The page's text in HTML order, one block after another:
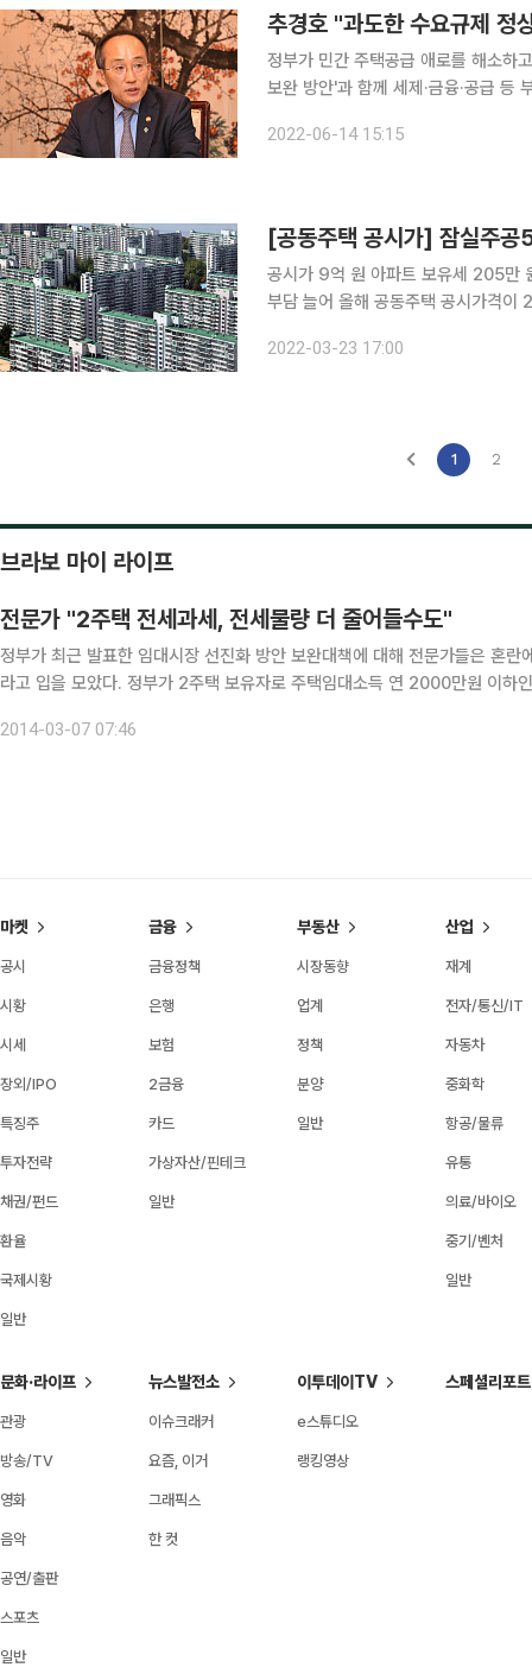
정부가 민간 주택공급 애로를 해소하
보완 방안'과 함께 세제·금융·공급 등
등 부동산 전문가들과의 간담회를 열
2022-06-14 15:15
공시가 9억 원 아파트 보유세 205만
부담 늘어 올해 공동주택 공시가격이 2년 연속 15% 이상 상승했지만 1주택자가 실제로 내야 할 세
+종합부동산세)를 지난해 수준으로
2022-03-23 17:00
1 2
브라보 마이 라이프
전문가 "2주택 전세과세, 전세물량 더 줄어들수도"
정부가 최근 발표한 임대시장 선진화 방안 보완대책에 대해 전문가들은 혼
라고 입을 모았다. 정부가 2주택 보유자로 주택임대소득 연 2000만원 이하
2014-03-07 07:46
마켓
공시
시황
시세
장외/IPO
특징주
투자전략
채권/펀드
환율
국제시황
일반
금융
금융정책
은행
보험
2금융
카드
가상자산/핀테크
일반
부동산
시장동향
업계
정책
분양
일반
산업
재계
전자/통신/IT
자동차
중화학
항공/물류
유통
의료/바이오
중기/벤처
일반
문화·라이프
관광
방송/TV
영화
음악
공연/출판
스포츠
일반
뉴스발전소
이슈크래커
요즘, 이거
그래픽스
한 컷
이투데이TV
e스튜디오
랭킹영상
스페셜리포트